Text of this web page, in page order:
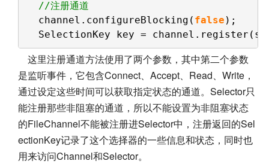
//注册通道
channel.configureBlocking( false );
SelectionKey key =
这里注册通道方法使用了两个参数，其中第二个参数
是监听事件，它包含Connect、Accept、Read、Write，
通过设定这些时间可以获取指定状态的通道。Selector只
能注册那些非阻塞的通道，所以不能设置为非阻塞状态
的FileChannel不能被注册进Selector中，注册返回的Sel
ectionKey记录了这个选择器的一些信息和状态，同时也
用来访问Channel和Selector。